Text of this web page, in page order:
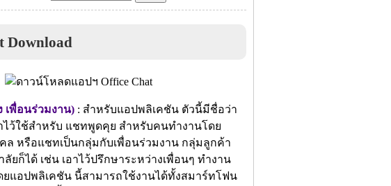
Download
เพื่อนร่วมงาน) : สำหรับแอปพลิเคชัน ตัวนี้มีชื่อว่า
ว้ใช้สำหรับ แชทพูดคุย สำหรับคนทำงานโดย
ล หรือแชทเป็นกลุ่มกับเพื่อนร่วมงาน กลุ่มลูกค้า
ยก็ได้ เช่น เอาไว้ปรึกษาระหว่างเพื่อนๆ ทำงาน
แอปพลิเคชัน นี้สามารถใช้งานได้ทั้งสมาร์ทโฟน